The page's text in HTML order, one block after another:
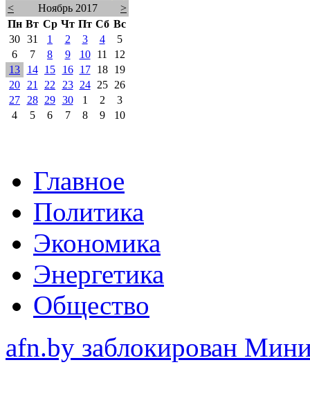
< Ноябрь 2017
>
Пн Вт Ср Чт Пт Сб Вс
30 31 1 2 3 4
5
6
7 8 9 10 11
12
13
14 15 16 17 18
19
20
21 22 23 24 25
26
27
28 29 30 1 2
3
4
5 6 7 8 9 10
Главное
Политика
Экономика
Энергетика
Общество
afn.by заблокирован